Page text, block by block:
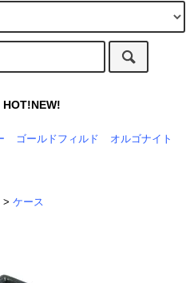
HOT!NEW!
ゴールドフィルド オルゴナイト
>ケース